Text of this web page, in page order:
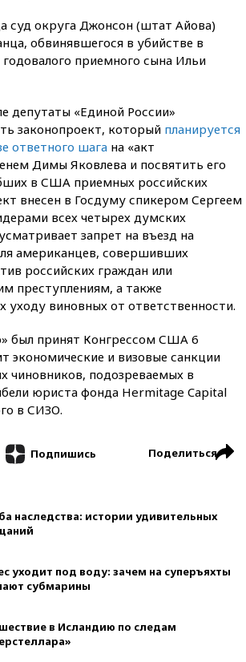
суд округа Джонсон (штат Айова)
обвинявшегося в убийстве в
годовалого приемного сына Ильи
депутаты «Единой России»
законопроект, который планируется
ответного шага на «акт
Димы Яковлева и посвятить его
в США приемных российских
внесен в Госдуму спикером Сергеем
всех четырех думских
запрет на въезд на
американцев, совершивших
российских граждан или
преступлениям, а также
уходу виновных от ответственности.
был принят Конгрессом США 6
экономические и визовые санкции
чиновников, подозреваемых в
юриста фонда Hermitage Capital
в СИЗО.
Подпишись Поделиться
наследства: истории удивительных
уходит под воду: зачем на суперъяхты
субмарины
в Исландию по следам